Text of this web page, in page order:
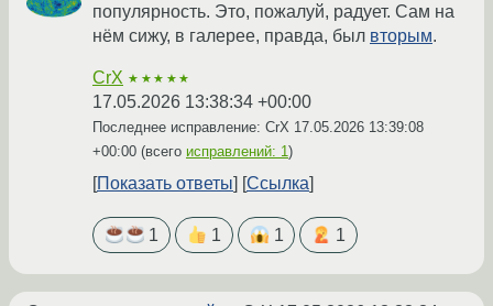
популярность. Это, пожалуй, радует. Сам на
нём сижу, в галерее, правда, был вторым.
CrX ★★★★★
17.05.2026 13:38:34 +00:00
Последнее исправление: CrX 17.05.2026 13:39:08
+00:00 (всего исправлений: 1)
Показать ответы Ссылка
1 1 1 1